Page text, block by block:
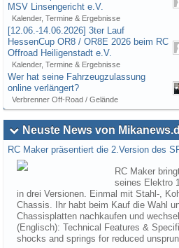
MSV Linsengericht e.V.
Kalender, Termine & Ergebnisse
[12.06.-14.06.2026] 3ter Lauf
HessenCup OR8 / OR8E 2026 beim RC
Offroad Heiligenstadt e.V.
Kalender, Termine & Ergebnisse
Wer hat seine Fahrzeugzulassung
online verlängert?
Verbrenner Off-Road / Gelände
Neuste News von
RC Maker präsentiert die 2.Version des
RC Maker
seines Elektro
in drei Versionen. Einmal mit Stahl-,
Chassis. Ihr habt beim Kauf die Wahl
Chassisplatten nachkaufen und
(Englisch): Technical Features &
shocks and springs for reduced